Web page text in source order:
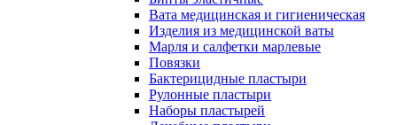
Вата медицинская и гигиеническая
Изделия из медицинской ваты
Марля и салфетки марлевые
Повязки
Бактерицидные пластыри
Рулонные пластыри
Наборы пластырей